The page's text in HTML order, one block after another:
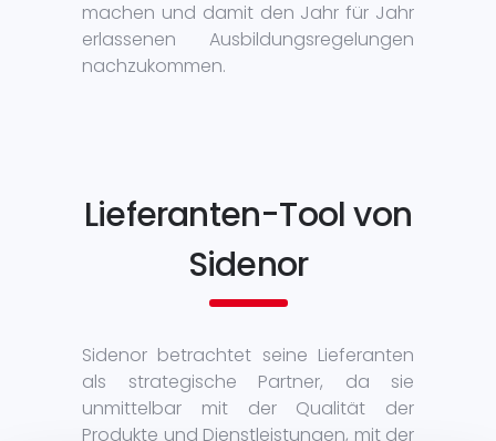
machen und damit den Jahr für Jahr
erlassenen Ausbildungsregelungen
nachzukommen.
Lieferanten-Tool von
Sidenor
Sidenor betrachtet seine Lieferanten
als strategische Partner, da sie
unmittelbar mit der Qualität der
Produkte und Dienstleistungen, mit der